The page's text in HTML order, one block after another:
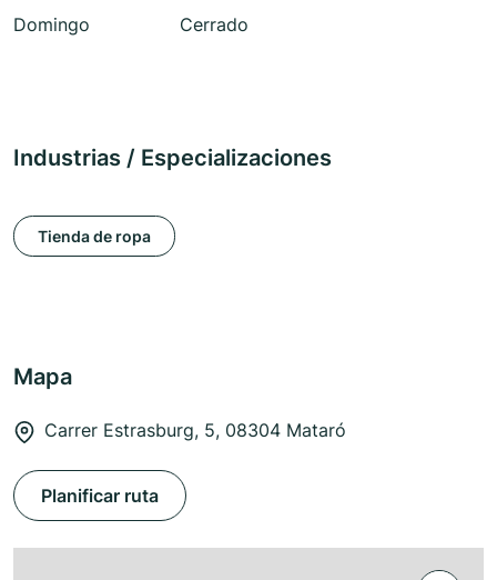
Domingo
Cerrado
Industrias / Especializaciones
Tienda de ropa
Mapa
Carrer Estrasburg, 5, 08304 Mataró
Planificar ruta